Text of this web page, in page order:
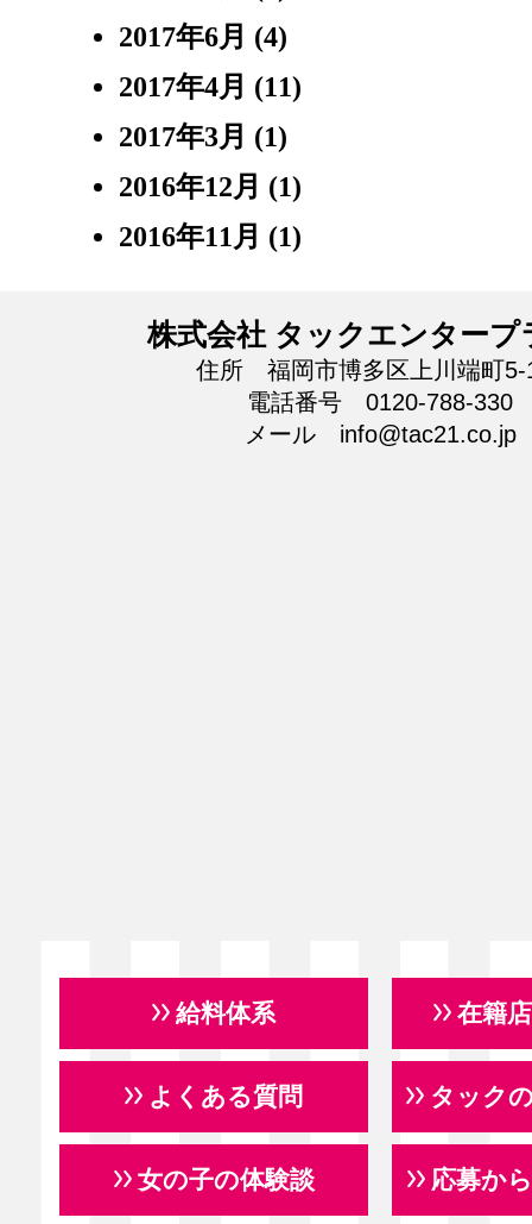
2017年6月 (4)
2017年4月 (11)
2017年3月 (1)
2016年12月 (1)
2016年11月 (1)
株式会社 タックエンタープ
住所 福岡市博多区上川端町5-
電話番号 0120-788-330
メール info@tac21.co.jp
給料体系 在籍
よくある質問 タック
女の子の体験談 応募か